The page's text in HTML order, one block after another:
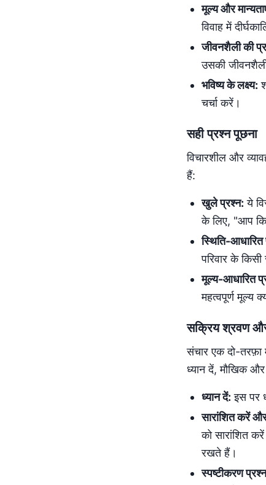
मूल्य और
विवाह में
जीवनशैली की
उसकी
भविष्य के लक्ष्य:
चर्चा करें।
सही प्रश्न पूछना
विचारशील और
हैं:
खुले प्रश्न: ये
के लिए, "आप
स्थिति-आधारित
परिवार के
मूल्य-आधारित
महत्वपूर्ण मूल्य
सक्रिय श्रवण
संचार एक दो-तरफ़ा
ध्यान दें, मौखिक
ध्यान दें: इस पर
सारांशित करें
को सारांशित
रखते हैं।
स्पष्टीकरण